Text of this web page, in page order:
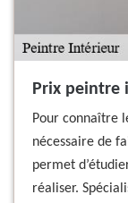
Prix peintre
Pour connaître
nécessaire de
permet
réaliser.